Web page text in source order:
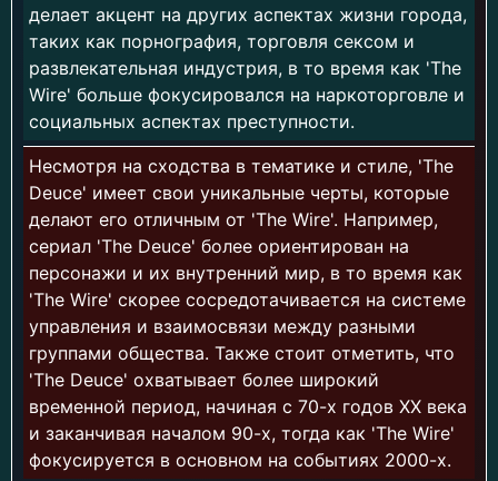
делает акцент на других аспектах жизни города,
таких как порнография, торговля сексом и
развлекательная индустрия, в то время как 'The
Wire' больше фокусировался на наркоторговле и
социальных аспектах преступности.
Несмотря на сходства в тематике и стиле, 'The
Deuce' имеет свои уникальные черты, которые
делают его отличным от 'The Wire'. Например,
сериал 'The Deuce' более ориентирован на
персонажи и их внутренний мир, в то время как
'The Wire' скорее сосредотачивается на системе
управления и взаимосвязи между разными
группами общества. Также стоит отметить, что
'The Deuce' охватывает более широкий
временной период, начиная с 70-х годов XX века
и заканчивая началом 90-х, тогда как 'The Wire'
фокусируется в основном на событиях 2000-х.